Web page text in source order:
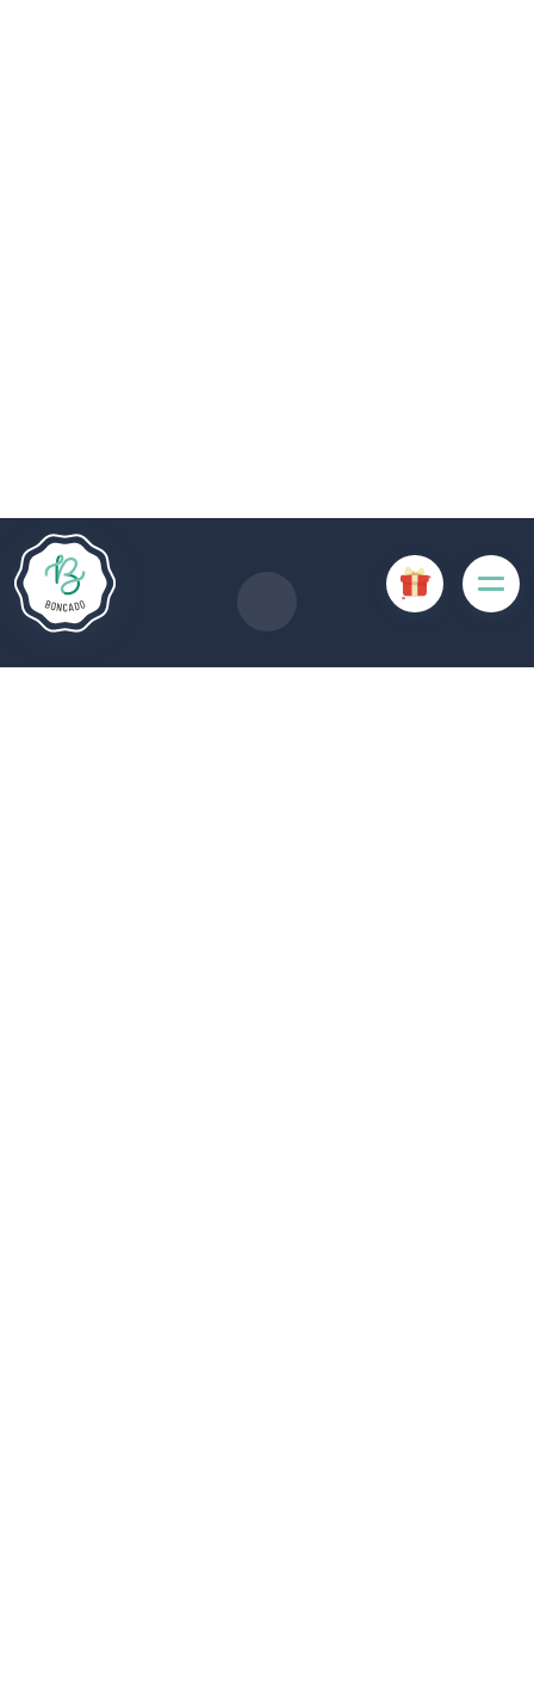
gebruik van cookies. Sommige cookies zijn noodzakelijk voor
de goede werking van de website en als ze uitgeschakeld
zijn, zullen ze de gebruikerservaring negatief beïnvloeden of
ervoor zorgen dat sommige functies van de website
uitgeschakeld zijn. Andere cookies worden gebruikt voor
analyse- of marketingdoeleinden.
Cookies aanvaarden Mijn cookies beheren